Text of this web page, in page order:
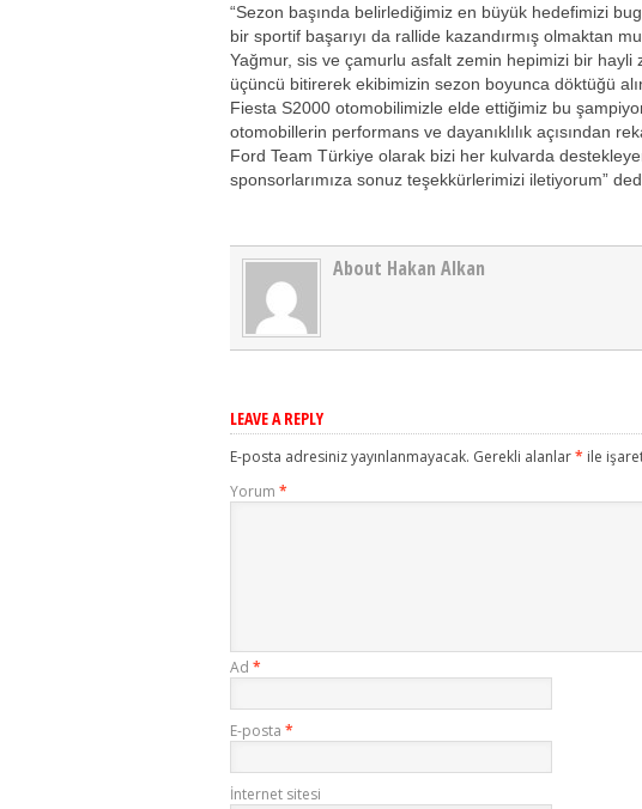
“Sezon başında belirlediğimiz en büyük hedefimizi
bir sportif başarıyı da rallide kazandırmış olmaktan
Yağmur, sis ve çamurlu asfalt zemin hepimizi bir hayli
üçüncü bitirerek ekibimizin sezon boyunca döktüğü
Fiesta S2000 otomobilimizle elde ettiğimiz bu
otomobillerin performans ve dayanıklılık açısından
Ford Team Türkiye olarak bizi her kulvarda
sponsorlarımıza sonuz teşekkürlerimizi iletiyorum”
About Hakan Alkan
LEAVE A REPLY
E-posta adresiniz yayınlanmayacak. Gerekli alanlar* ile
Yorum *
Ad *
E-posta *
İnternet sitesi